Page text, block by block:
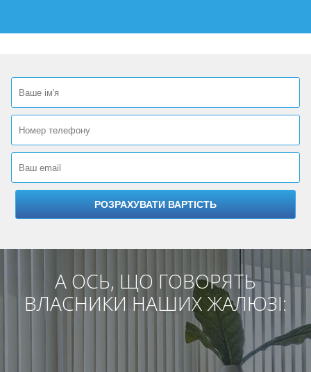
А ОСЬ, ЩО ГОВОРЯТЬ
ВЛАСНИКИ НАШИХ ЖАЛЮЗІ: